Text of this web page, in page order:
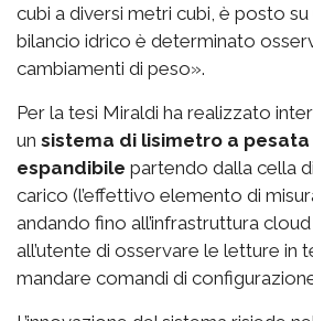
cubi a diversi metri cubi, è posto su
bilancio idrico è determinato
cambiamenti di peso».
Per la tesi Miraldi ha realizzato
un sistema di lisimetro a
espandibile partendo dalla cella di
carico (l’effettivo elemento di
andando fino all’infrastruttura
all’utente di osservare le letture in
mandare comandi di